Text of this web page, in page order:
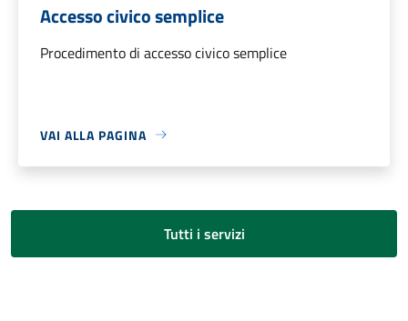
Accesso civico semplice
Procedimento di accesso civico semplice
VAI ALLA PAGINA
Tutti i servizi